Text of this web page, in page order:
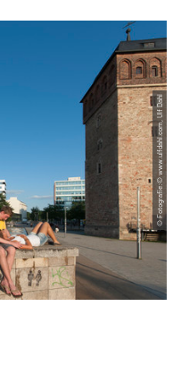
© Fotografie:© www.ulfdahl.com, Ulf Dahl